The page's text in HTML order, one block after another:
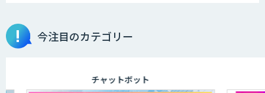
今注目のカテゴリー
チャットボット